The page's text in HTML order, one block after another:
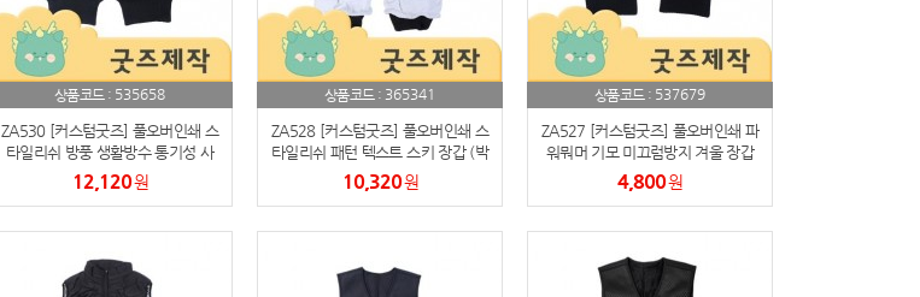
상품코드 : 535658
ZA530 [커스텀굿즈] 풀오버인쇄 스
타일리쉬 방풍 생활방수 통기성 사
계절 등산장갑 (박스제작가능)
12,120원
상품코드 : 365341
ZA528 [커스텀굿즈] 풀오버인쇄 스
타일리쉬 패턴 텍스트 스키 장갑 (박
스제작가능)
10,320원
상품코드 : 537679
ZA527 [커스텀굿즈] 풀오버인쇄 파
워뭐머 기모 미끄럼방지 겨울 장갑
(박스제작가능)
4,800원